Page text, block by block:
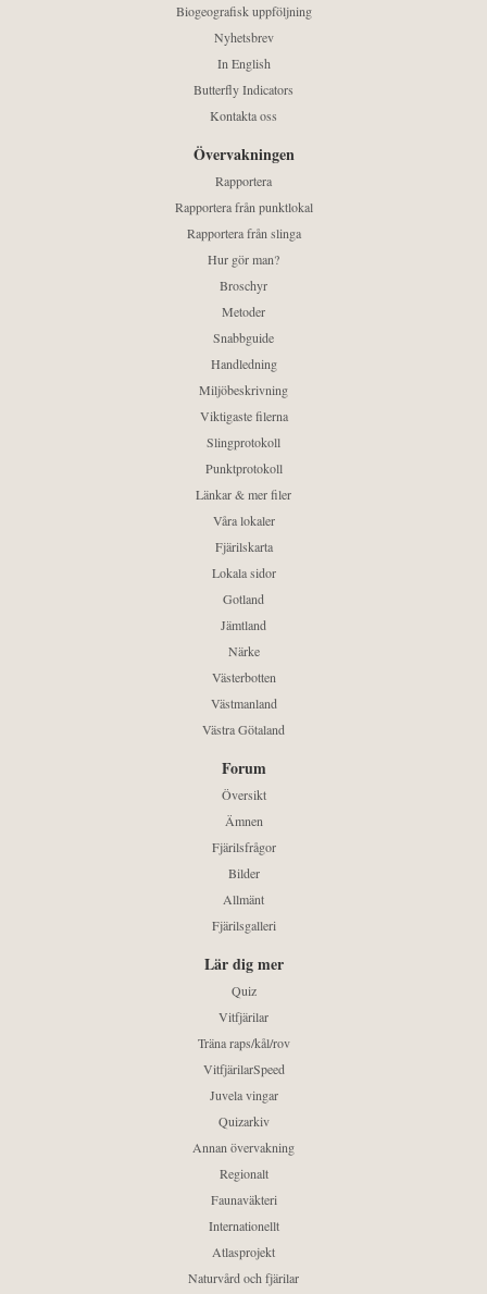
Biogeografisk uppföljning
Nyhetsbrev
In English
Butterfly Indicators
Kontakta oss
Övervakningen
Rapportera
Rapportera från punktlokal
Rapportera från slinga
Hur gör man?
Broschyr
Metoder
Snabbguide
Handledning
Miljöbeskrivning
Viktigaste filerna
Slingprotokoll
Punktprotokoll
Länkar & mer filer
Våra lokaler
Fjärilskarta
Lokala sidor
Gotland
Jämtland
Närke
Västerbotten
Västmanland
Västra Götaland
Forum
Översikt
Ämnen
Fjärilsfrågor
Bilder
Allmänt
Fjärilsgalleri
Lär dig mer
Quiz
Vitfjärilar
Träna raps/kål/rov
VitfjärilarSpeed
Juvela vingar
Quizarkiv
Annan övervakning
Regionalt
Faunaväkteri
Internationellt
Atlasprojekt
Naturvård och fjärilar